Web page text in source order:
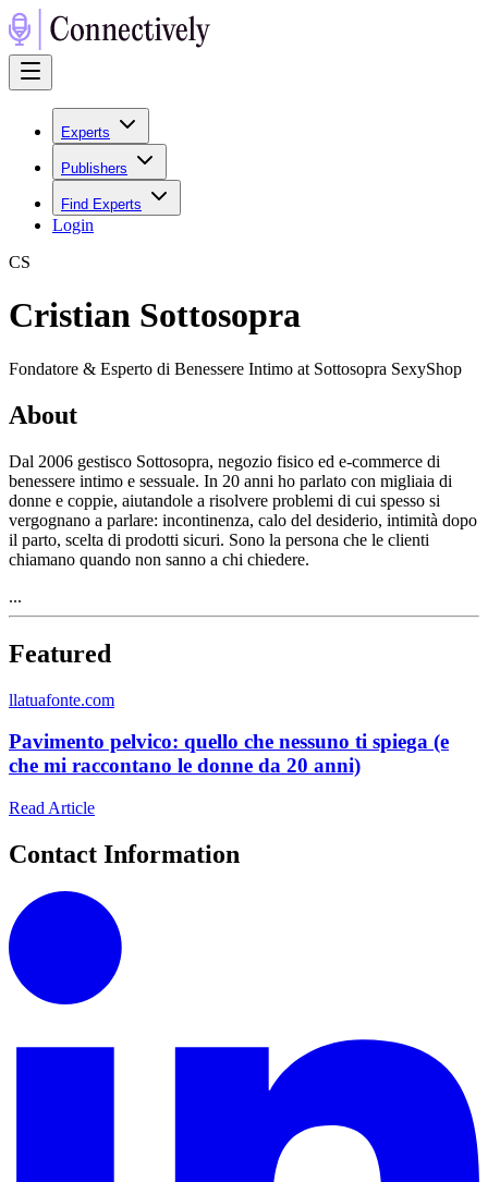
Experts
Publishers
Find Experts
Login
CS
Cristian Sottosopra
Fondatore & Esperto di Benessere Intimo at Sottosopra SexyShop
About
Dal 2006 gestisco Sottosopra, negozio fisico ed e-commerce di
benessere intimo e sessuale. In 20 anni ho parlato con migliaia di
donne e coppie, aiutandole a risolvere problemi di cui spesso si
vergognano a parlare: incontinenza, calo del desiderio, intimità dopo
il parto, scelta di prodotti sicuri. Sono la persona che le clienti
chiamano quando non sanno a chi chiedere.
...
Featured
llatuafonte.com
Pavimento pelvico: quello che nessuno ti spiega (e
che mi raccontano le donne da 20 anni)
Read Article
Contact Information